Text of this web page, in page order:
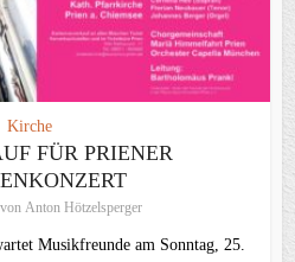
Kirche
FÜR PRIENER
von Anton Hötzelsperger
Musikfreunde am Sonntag, 25.